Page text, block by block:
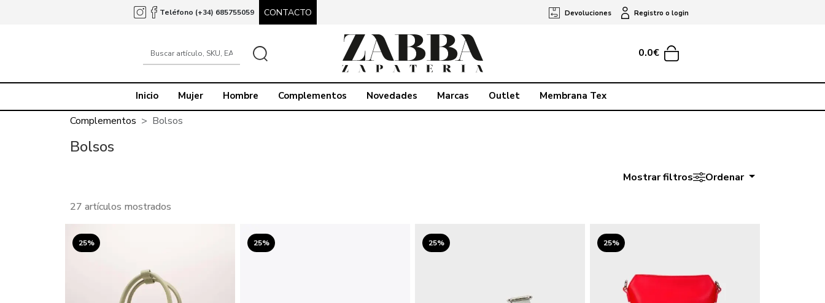
Teléfono (+34) 685755059 CONTACTO Devoluciones Registro o login
0.0€
Inicio Mujer Hombre Complementos Novedades Marcas Outlet Membrana Tex
Complementos Bolsos
Bolsos
Mostrar filtros Ordenar
27 artículos mostrados
25% 25% 25% 25%